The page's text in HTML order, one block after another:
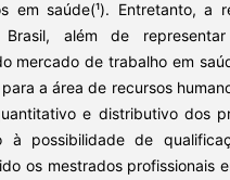
em saúde(¹). Entretanto, a
além de
mercado de trabalho em
a área de recursos
e distributivo dos
à possibilidade de
os mestrados profissionais